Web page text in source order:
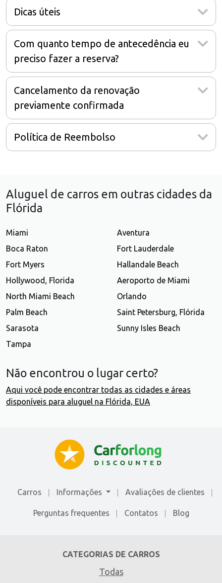
Dicas úteis
Com quanto tempo de antecedência eu
preciso fazer a reserva?
Cancelamento da renovação
previamente confirmada
Política de Reembolso
Aluguel de carros em outras cidades da
Flórida
Miami
Aventura
Boca Raton
Fort Lauderdale
Fort Myers
Hallandale Beach
Hollywood, Florida
Aeroporto de Miami
North Miami Beach
Orlando
Palm Beach
Saint Petersburg, Flórida
Sarasota
Sunny Isles Beach
Tampa
Não encontrou o lugar certo?
Aqui você pode encontrar todas as cidades e áreas
disponíveis para aluguel na Flórida, EUA
Carros Informações Avaliações de сlientes
Perguntas frequentes Contatos Blog
CATEGORIAS DE CARROS
Todas